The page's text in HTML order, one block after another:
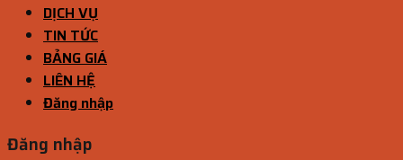
DỊCH VỤ
TIN TỨC
BẢNG GIÁ
LIÊN HỆ
Đăng nhập
Đăng nhập